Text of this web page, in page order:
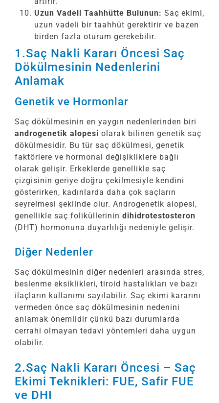
Uzun Vadeli Taahhütte Bulunun: Saç ekimi,
uzun vadeli bir taahhüt gerektirir ve bazen
birden fazla oturum gerekebilir.
1.Saç Nakli Kararı Öncesi Saç
Dökülmesinin Nedenlerini
Anlamak
Genetik ve Hormonlar
Saç dökülmesinin en yaygın nedenlerinden biri
androgenetik alopesi olarak bilinen genetik saç
dökülmesidir. Bu tür saç dökülmesi, genetik
faktörlere ve hormonal değişikliklere bağlı
olarak gelişir. Erkeklerde genellikle saç
çizgisinin geriye doğru çekilmesiyle kendini
gösterirken, kadınlarda daha çok saçların
seyrelmesi şeklinde olur. Androgenetik alopesi,
genellikle saç foliküllerinin dihidrotestosteron
(DHT) hormonuna duyarlılığı nedeniyle gelişir.
Diğer Nedenler
Saç dökülmesinin diğer nedenleri arasında stres,
beslenme eksiklikleri, tiroid hastalıkları ve bazı
ilaçların kullanımı sayılabilir. Saç ekimi kararını
vermeden önce saç dökülmesinin nedenini
anlamak önemlidir çünkü bazı durumlarda
cerrahi olmayan tedavi yöntemleri daha uygun
olabilir.
2.Saç Nakli Kararı Öncesi – Saç
Ekimi Teknikleri: FUE, Safir FUE
ve DHI